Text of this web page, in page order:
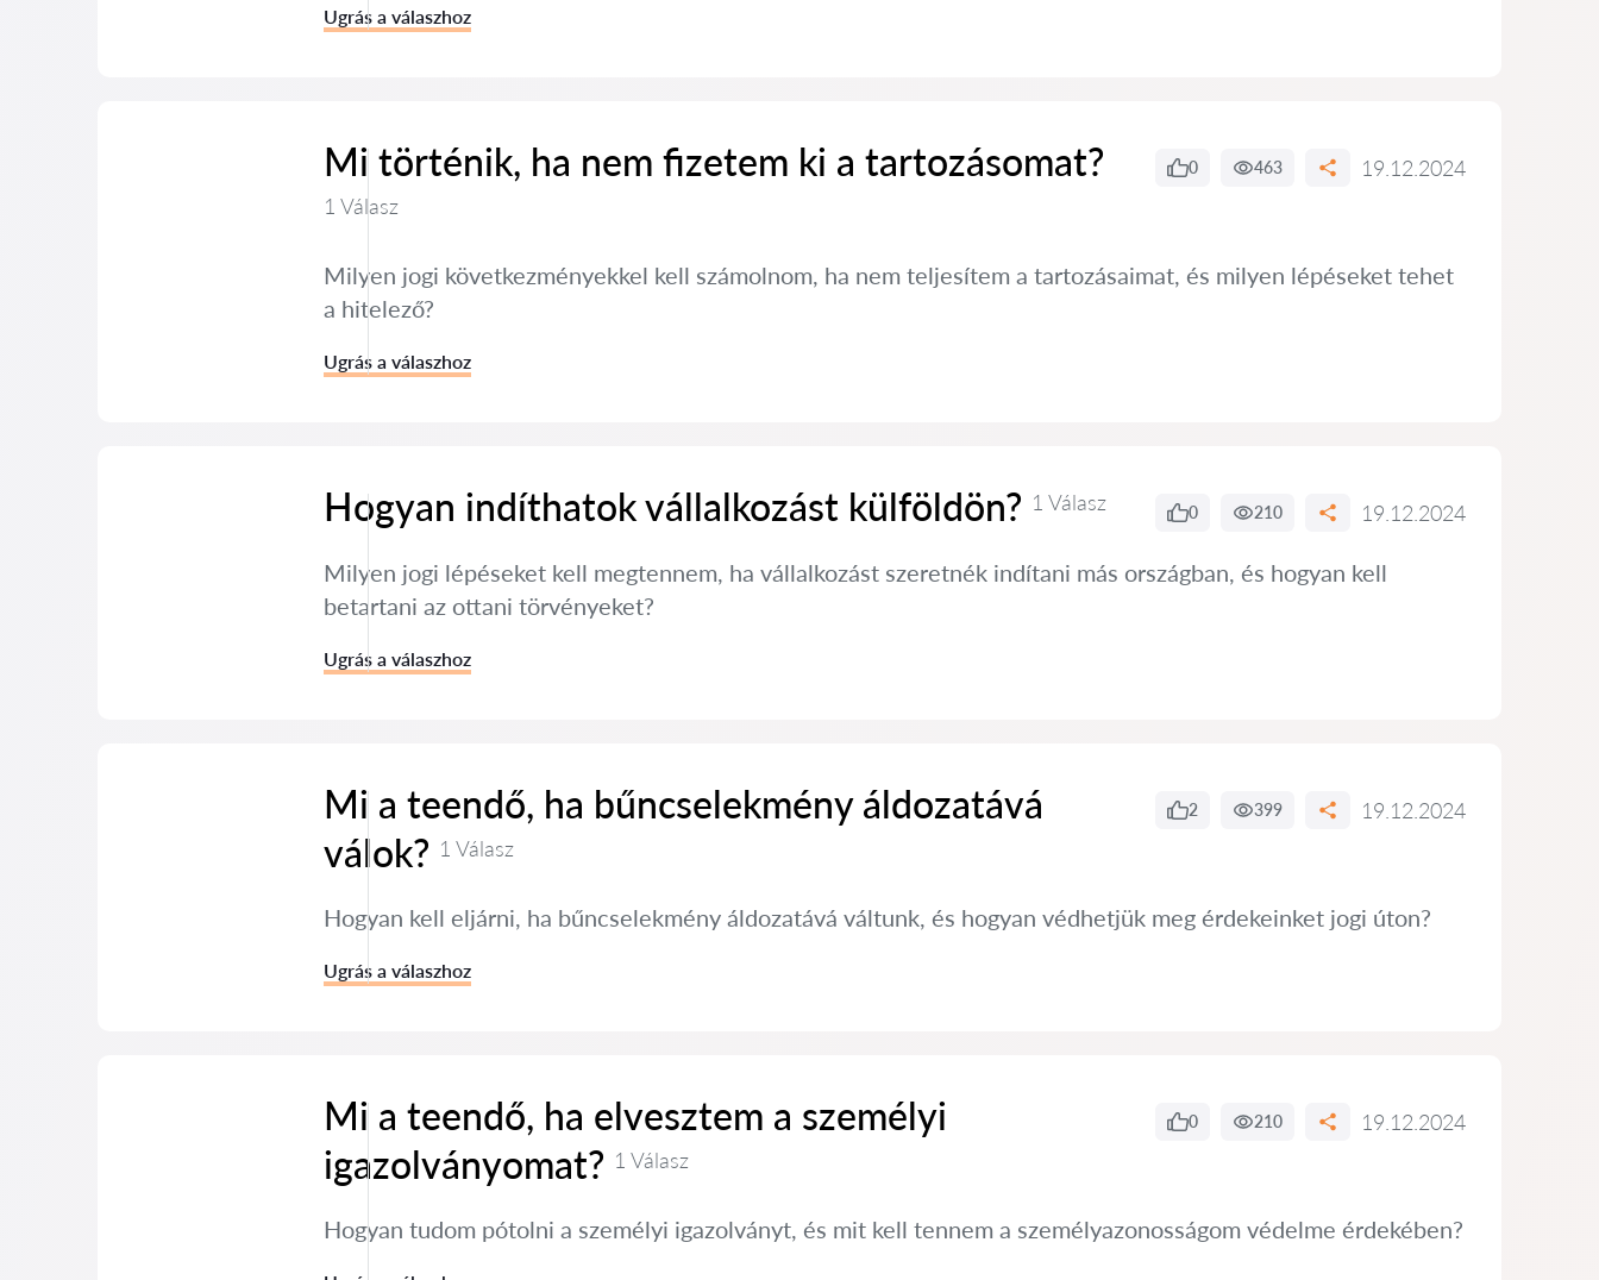
Ugrás a válaszhoz
Mi történik, ha nem fizetem ki a tartozásomat?
1 Válasz
0 463 19.12.2024
Milyen jogi következményekkel kell számolnom, ha nem teljesítem a tartozásaimat, és milyen lépéseket tehet
a hitelező?
Ugrás a válaszhoz
Hogyan indíthatok vállalkozást külföldön? 1 Válasz 0 210 19.12.2024
Milyen jogi lépéseket kell megtennem, ha vállalkozást szeretnék indítani más országban, és hogyan kell
betartani az ottani törvényeket?
Ugrás a válaszhoz
Mi a teendő, ha bűncselekmény áldozatává
válok? 1 Válasz
2 399 19.12.2024
Hogyan kell eljárni, ha bűncselekmény áldozatává váltunk, és hogyan védhetjük meg érdekeinket jogi úton?
Ugrás a válaszhoz
Mi a teendő, ha elvesztem a személyi
igazolványomat? 1 Válasz
0 210 19.12.2024
Hogyan tudom pótolni a személyi igazolványt, és mit kell tennem a személyazonosságom védelme érdekében?